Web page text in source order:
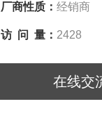
厂商性质： 经销商
访 问 量： 2428
在线交